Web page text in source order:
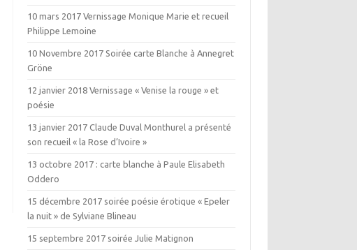
10 mars 2017 Vernissage Monique Marie et recueil
Philippe Lemoine
10 Novembre 2017 Soirée carte Blanche à Annegret
Gröne
12 janvier 2018 Vernissage « Venise la rouge » et
poésie
13 janvier 2017 Claude Duval Monthurel a présenté
son recueil « la Rose d’Ivoire »
13 octobre 2017 : carte blanche à Paule Elisabeth
Oddero
15 décembre 2017 soirée poésie érotique « Epeler
la nuit » de Sylviane Blineau
15 septembre 2017 soirée Julie Matignon